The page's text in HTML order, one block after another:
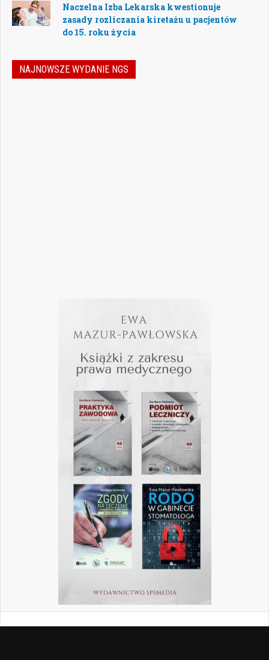
Naczelna Izba Lekarska kwestionuje
zasady rozliczania kiretażu u pacjentów
do 15. roku życia
NAJNOWSZE WYDANIE NGS